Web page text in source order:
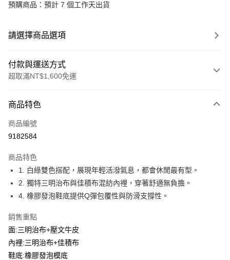
預購商品：預計 7 個工作天出貨
請選擇商品選項
付款與運送方式
超取滿NT$1,600免運
信用卡一次付款
LINE Pay
街口支付
悠遊付
ATM付款
商品特色
商品編號
9182584
商品特色
1. 白綠雙色搭配，展現年輕活潑氣息，都會休閒最有型。
2. 獨特三明治布與佳積布混紡內裡，穿著舒適無負擔。
4. 橡膠發泡鞋底提供Q彈包覆性與防滑支撐性。
銷售重點
面:三明治布+壓文牛皮
內裡:三明治布+佳積布
鞋底:橡膠發泡模底